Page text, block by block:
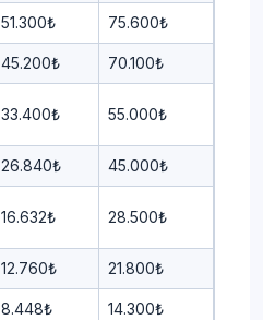
51.300₺ 75.600₺
45.200₺ 70.100₺
33.400₺ 55.000₺
26.840₺ 45.000₺
16.632₺ 28.500₺
12.760₺ 21.800₺
8.448₺ 14.300₺